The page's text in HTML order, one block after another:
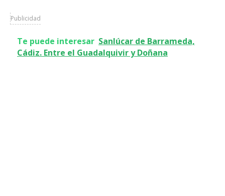
Publicidad
Te puede interesar Sanlúcar de Barrameda,
Cádiz. Entre el Guadalquivir y Doñana